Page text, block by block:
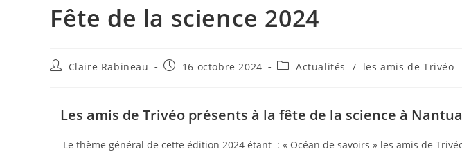
Fête de la science 2024
Claire Rabineau 16 octobre 2024 Actualités / les amis de Trivéo
Les amis de Trivéo présents à la fête de la science à Nantua
Le thème général de cette édition 2024 étant : « Océan de savoirs » les amis de